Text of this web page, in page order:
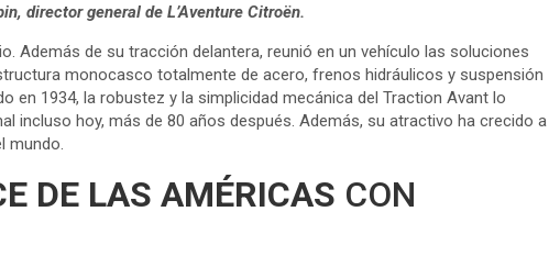
director general de L’Aventure Citroën.
Además de su tracción delantera, reunió en un vehículo las soluciones
monocasco totalmente de acero, frenos hidráulicos y suspensión
en 1934, la robustez y la simplicidad mecánica del Traction Avant lo
incluso hoy, más de 80 años después. Además, su atractivo ha crecido a
mundo.
DE LAS AMÉRICAS CON